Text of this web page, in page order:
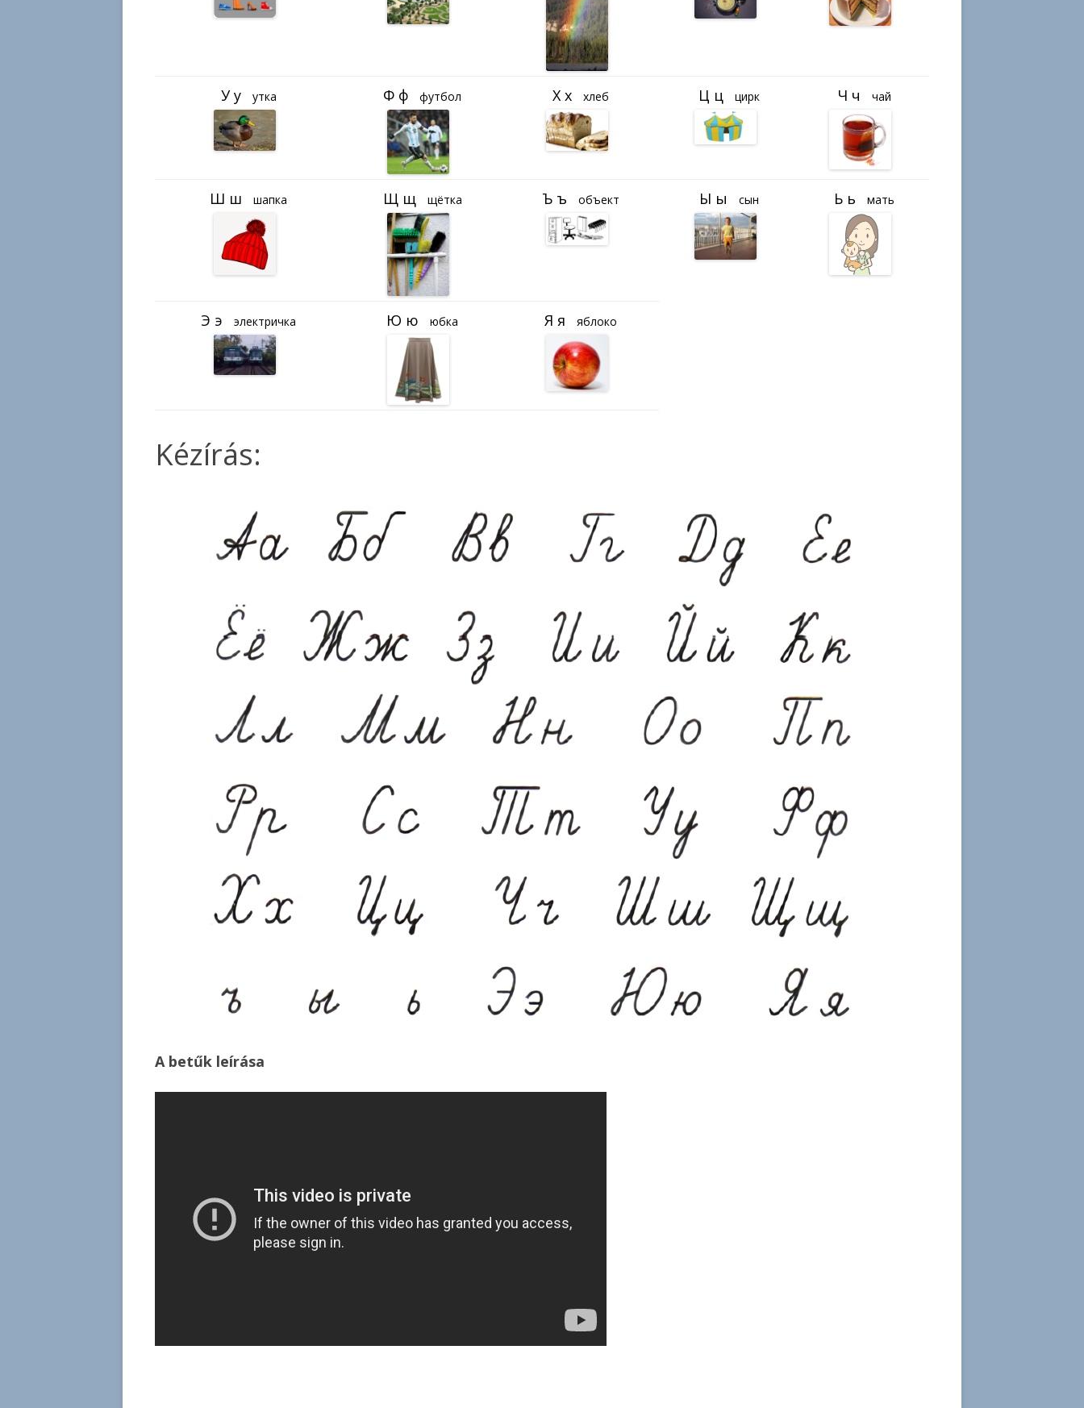
утка футбол хлеб цирк чай
шапка щётка объект сын мать
электричка юбка яблоко
Kézírás:
A betűk leírása